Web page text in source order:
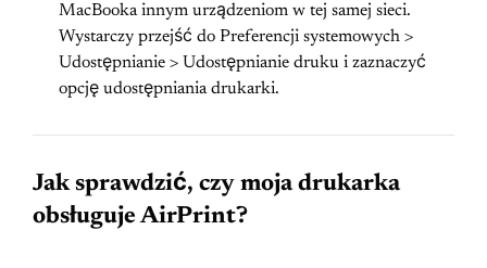
MacBooka innym urządzeniom w tej samej sieci.
Wystarczy przejść do Preferencji systemowych >
Udostępnianie > Udostępnianie druku i zaznaczyć
opcję udostępniania drukarki.
Jak sprawdzić, czy moja drukarka
obsługuje AirPrint?